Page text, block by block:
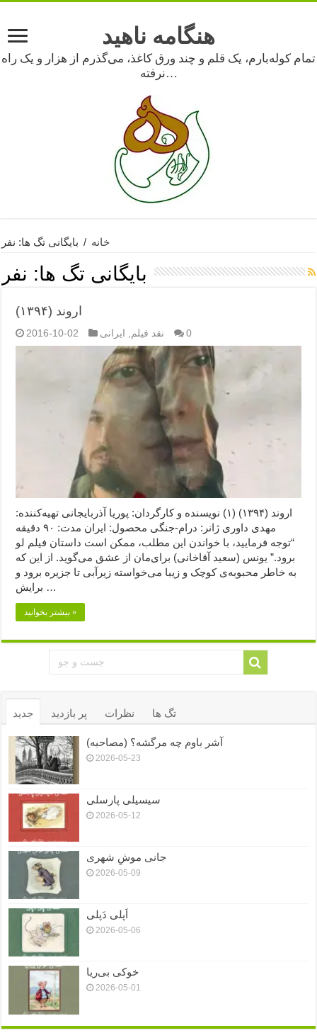
هنگامه ناهید
تمام کوله‌بارم، یک قلم و چند ورق کاغذ، می‌گذرم از هزار و یک راه
نرفته…
خانه / بایگانی تگ ها: نفر
بایگانی تگ ها: نفر
اروند (۱۳۹۴)
2016-10-02 نقد فیلم ایرانی 0
اروند (۱۳۹۴) (۱) نویسنده و کارگردان: پوریا آذربایجانی تهیه‌کننده:
مهدی داوری ژانر: درام-جنگی محصول: ایران مدت: ۹۰ دقیقه
“توجه فرمایید،‌ با خواندن این مطلب، ممکن است داستان فیلم لو
برود.” یونس (سعید آقاخانی) برای‌مان از عشق می‌گوید. از این که
به خاطر محبوبه‌ی کوچک و زیبا می‌خواسته زیرآبی تا جزیره برود و
برایش …
بیشتر بخوانید »
جدید پر بازدید نظرات تگ ها
آشر باوم چه مرگشه؟ (مصاحبه)
2026-05-23
سیسیلی پارسلی
2026-05-12
جانی موشِ شهری
2026-05-09
اَپلی دَپلی
2026-05-06
خوکی بی‌ریا
2026-05-01